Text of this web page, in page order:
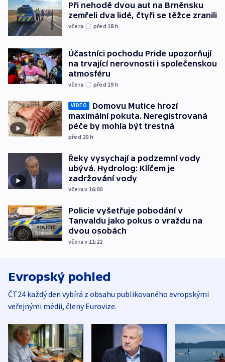
Při nehodě dvou aut na Brněnsku
zemřeli dva lidé, čtyři se těžce zranili
včera před 18 h
Účastníci pochodu Pride upozorňují
na trvající nerovnosti i společenskou
atmosféru
včera před 19 h
VIDEO
Domovu Mutice hrozí
maximální pokuta. Neregistrovaná
péče by mohla být trestná
před 20 h
Řeky vysychají a podzemní vody
ubývá. Hydrolog: Klíčem je
zadržování vody
včera v 16:00
Policie vyšetřuje pobodání v
Tanvaldu jako pokus o vraždu na
dvou osobách
včera v 11:22
Evropský pohled
ČT24 každý den vybírá z obsahu publikovaného evropskými
veřejnými médii, členy Eurovize.